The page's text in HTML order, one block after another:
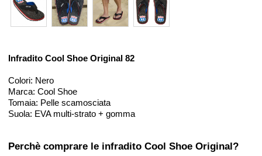
Infradito Cool Shoe Original 82
Colori: Nero
Marca: Cool Shoe
Tomaia: Pelle scamosciata
Suola: EVA multi-strato + gomma
Perchè comprare le infradito Cool Shoe Original?